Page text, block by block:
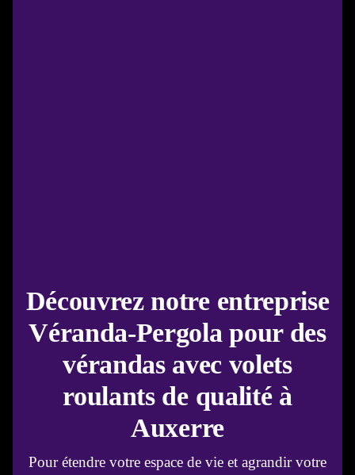
Découvrez notre entreprise
Véranda-Pergola pour des
vérandas avec volets
roulants de qualité à
Auxerre
Pour étendre votre espace de vie et agrandir votre